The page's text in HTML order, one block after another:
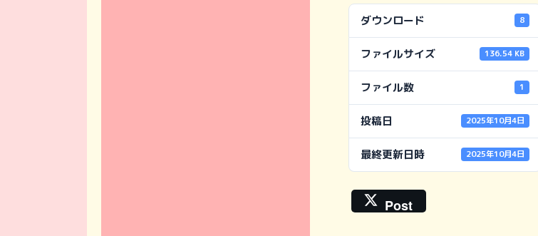
ダウンロード 8
ファイルサイズ 136.54 KB
ファイル数 1
投稿日 2025年10月4日
最終更新日時 2025年10月4日
Post